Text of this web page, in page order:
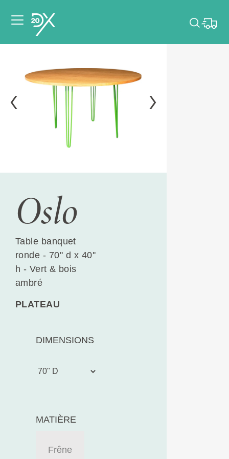
dates de votre
événement.
Choisir mes dates
Oslo
Table banquet
ronde - 70'' d x 40''
h - Vert & bois
ambré
PLATEAU
DIMENSIONS
MATIÈRE
Frêne